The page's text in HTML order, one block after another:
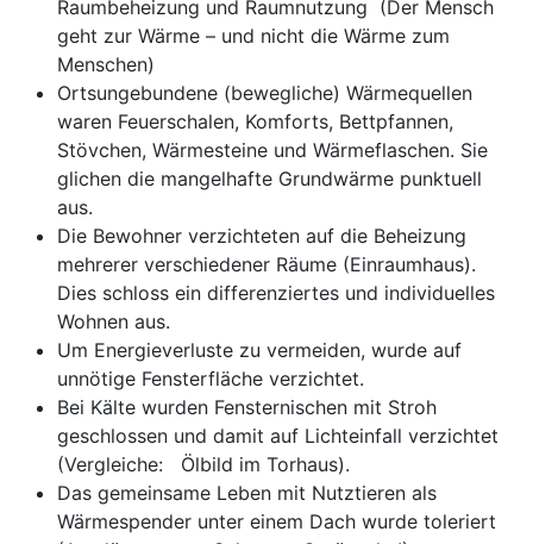
Raumbeheizung und Raumnutzung (Der Mensch
geht zur Wärme – und nicht die Wärme zum
Menschen)
Ortsungebundene (bewegliche) Wärmequellen
waren Feuerschalen, Komforts, Bettpfannen,
Stövchen, Wärmesteine und Wärmeflaschen. Sie
glichen die mangelhafte Grundwärme punktuell
aus.
Die Bewohner verzichteten auf die Beheizung
mehrerer verschiedener Räume (Einraumhaus).
Dies schloss ein differenziertes und individuelles
Wohnen aus.
Um Energieverluste zu vermeiden, wurde auf
unnötige Fensterfläche verzichtet.
Bei Kälte wurden Fensternischen mit Stroh
geschlossen und damit auf Lichteinfall verzichtet
(Vergleiche: Ölbild im Torhaus).
Das gemeinsame Leben mit Nutztieren als
Wärmespender unter einem Dach wurde toleriert